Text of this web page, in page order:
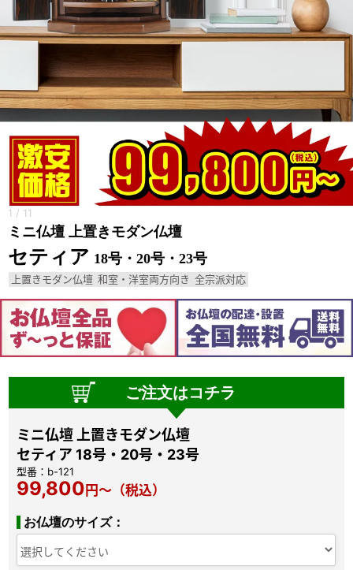
1 / 11
ミニ仏壇 上置きモダン仏壇
セティア 18号・20号・23号
上置きモダン仏壇 和室・洋室両方向き 全宗派対応
ご注文はコチラ
ミニ仏壇 上置きモダン仏壇
セティア 18号・20号・23号
型番：b-121
99,800 円〜（税込）
お仏壇のサイズ：